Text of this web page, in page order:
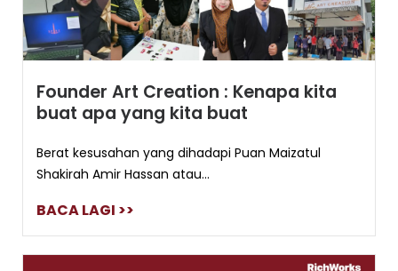
Founder Art Creation : Kenapa kita
buat apa yang kita buat
Berat kesusahan yang dihadapi Puan Maizatul
Shakirah Amir Hassan atau...
BACA LAGI >>